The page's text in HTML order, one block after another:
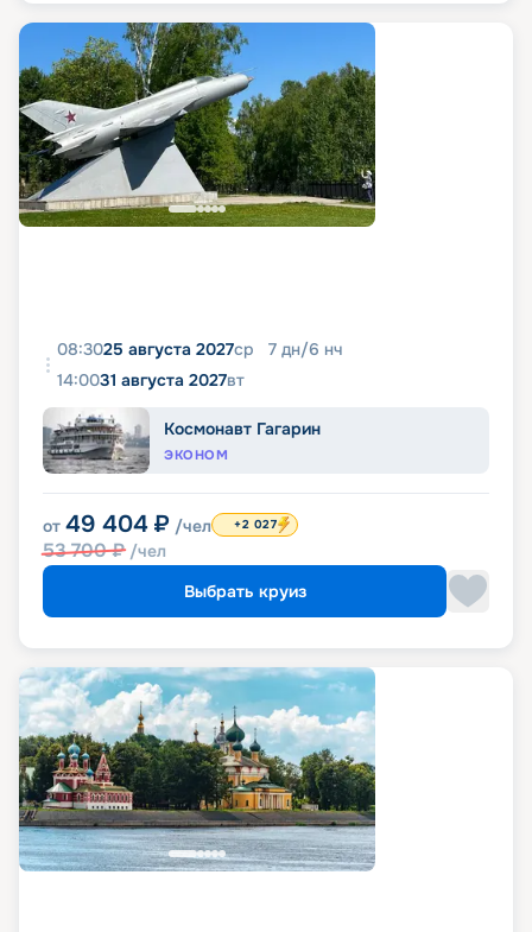
08:3025 августа 2027ср 7 дн/6 нч
14:0031 августа 2027вт
Космонавт Гагарин
ЭКОНОМ
от 49 404 ₽ /чел
53 700₽ /чел
+2 027
Выбрать круиз